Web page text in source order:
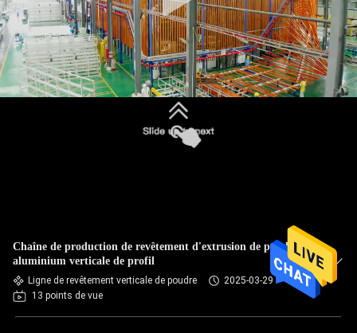
Chaîne de production de revêtement d'extrusion de poudre en
aluminium verticale de profil
Ligne de revêtement verticale de poudre
2025-03-29
13 points de vue